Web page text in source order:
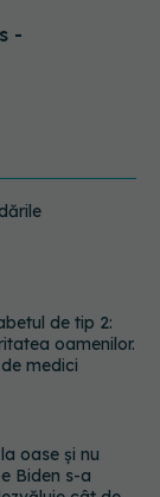
-
de tip 2:
oamenilor.
oase și nu
Biden s-a